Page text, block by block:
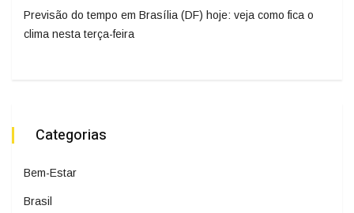
Previsão do tempo em Brasília (DF) hoje: veja como fica o
clima nesta terça-feira
Categorias
Bem-Estar
Brasil